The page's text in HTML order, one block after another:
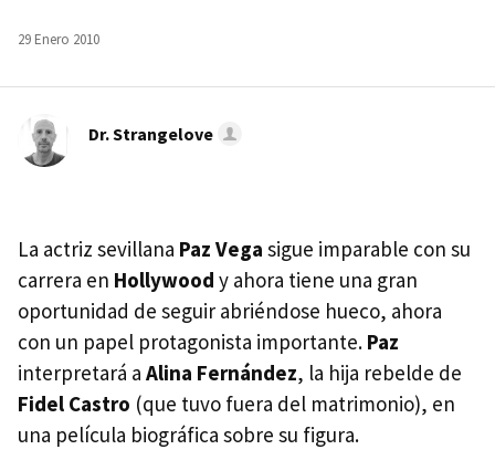
29 Enero 2010
Dr. Strangelove
La actriz sevillana Paz Vega sigue imparable con su
carrera en Hollywood y ahora tiene una gran
oportunidad de seguir abriéndose hueco, ahora
con un papel protagonista importante. Paz
interpretará a Alina Fernández, la hija rebelde de
Fidel Castro (que tuvo fuera del matrimonio), en
una película biográfica sobre su figura.